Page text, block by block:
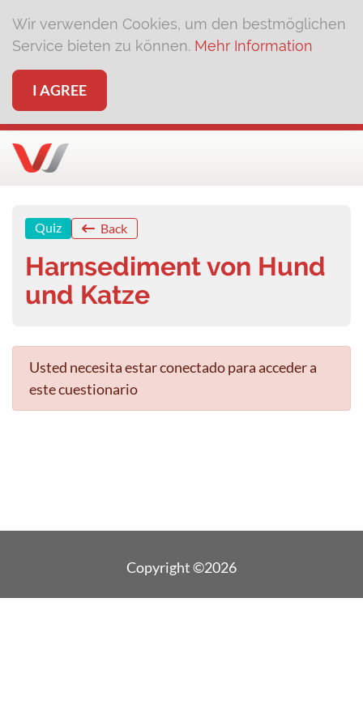
Wir verwenden Cookies, um den bestmöglichen
Service bieten zu können. Mehr Information
I AGREE
Quiz Back
Harnsediment von Hund
und Katze
Usted necesita estar conectado para acceder a
este cuestionario
Copyright ©2026